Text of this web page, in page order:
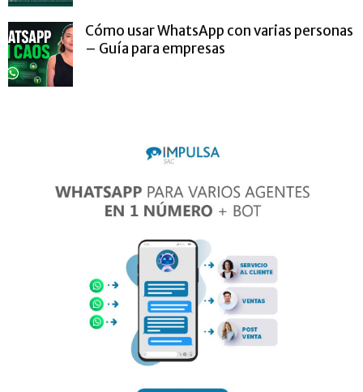
Cómo usar WhatsApp con varias personas
– Guía para empresas